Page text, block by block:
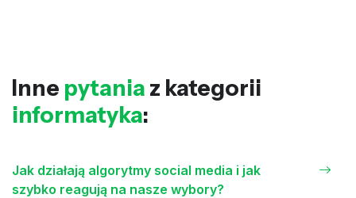
Inne pytania z kategorii
informatyka:
Jak działają algorytmy social media i jak
szybko reagują na nasze wybory?